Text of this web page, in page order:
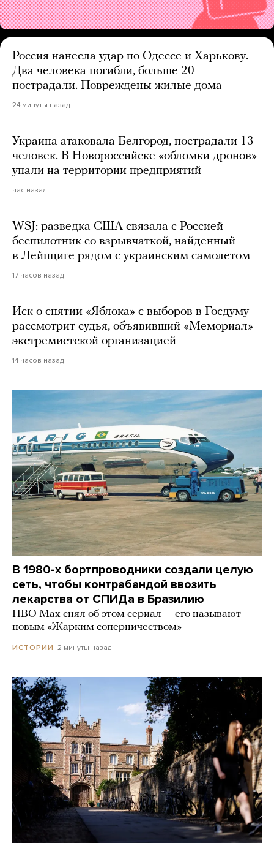
Россия нанесла удар по Одессе и Харькову.
Два человека погибли, больше 20
пострадали. Повреждены жилые дома
24 минуты назад
Украина атаковала Белгород, пострадали 13
человек. В Новороссийске «обломки дронов»
упали на территории предприятий
час назад
WSJ: разведка США связала с Россией
беспилотник со взрывчаткой, найденный
в Лейпциге рядом с украинским самолетом
17 часов назад
Иск о снятии «Яблока» с выборов в Госдуму
рассмотрит судья, объявивший «Мемориал»
экстремистской организацией
14 часов назад
В 1980-х бортпроводники создали целую
сеть, чтобы контрабандой ввозить
лекарства от СПИДа в Бразилию
HBO Max снял об этом сериал — его называют
новым «Жарким соперничеством»
ИСТОРИИ 2 минуты назад